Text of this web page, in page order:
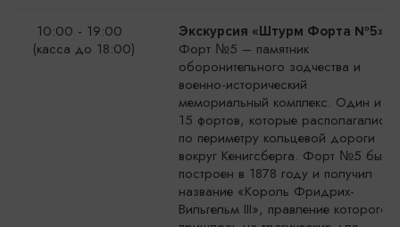
10:00 - 19:00
(касса до 18:00)
Экскурсия «Штурм Форта №5»
Форт №5 – памятник
оборонительного зодчества и
военно-исторический
мемориальный комплекс. Один из
15 фортов, которые располагались
по периметру кольцевой дороги
вокруг Кенигсберга. Форт №5 был
построен в 1878 году и получил
название «Король Фридрих-
Вильгельм III», правление которого